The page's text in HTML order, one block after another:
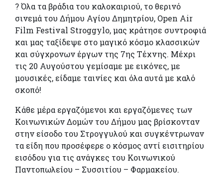
? Όλα τα βράδια του καλοκαιριού, το θερινό
σινεμά του Δήμου Αγίου Δημητρίου, Open Air
Film Festival Stroggylo, μας κράτησε συντροφιά
και μας ταξίδεψε στο μαγικό κόσμο κλασσικών
και σύγχρονων έργων της 7ης Τέχνης. Μέχρι
τις 20 Αυγούστου γεμίσαμε με εικόνες, με
μουσικές, είδαμε ταινίες και όλα αυτά με καλό
σκοπό!
Κάθε μέρα εργαζόμενοι και εργαζόμενες των
Κοινωνικών Δομών του Δήμου μας βρίσκονταν
στην είσοδο του Στρογγυλού και συγκέντρωναν
τα είδη που προσέφερε ο κόσμος αντί εισιτηρίου
εισόδου για τις ανάγκες του Κοινωνικού
Παντοπωλείου – Συσσιτίου – Φαρμακείου.